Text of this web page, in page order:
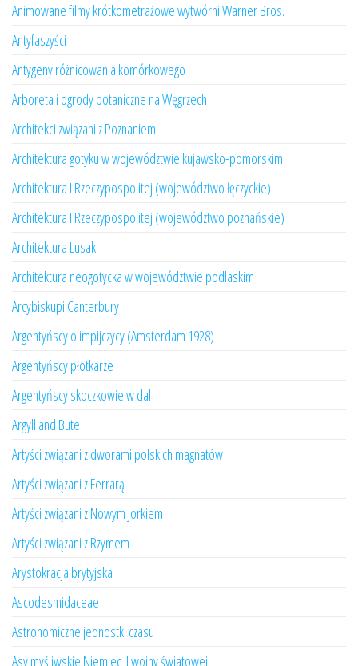
Animowane filmy krótkometrażowe wytwórni Warner Bros.
Antyfaszyści
Antygeny różnicowania komórkowego
Arboreta i ogrody botaniczne na Węgrzech
Architekci związani z Poznaniem
Architektura gotyku w województwie kujawsko-pomorskim
Architektura I Rzeczypospolitej (województwo łęczyckie)
Architektura I Rzeczypospolitej (województwo poznańskie)
Architektura Lusaki
Architektura neogotycka w województwie podlaskim
Arcybiskupi Canterbury
Argentyńscy olimpijczycy (Amsterdam 1928)
Argentyńscy płotkarze
Argentyńscy skoczkowie w dal
Argyll and Bute
Artyści związani z dworami polskich magnatów
Artyści związani z Ferrarą
Artyści związani z Nowym Jorkiem
Artyści związani z Rzymem
Arystokracja brytyjska
Ascodesmidaceae
Astronomiczne jednostki czasu
Asy myśliwskie Niemiec II wojny światowej